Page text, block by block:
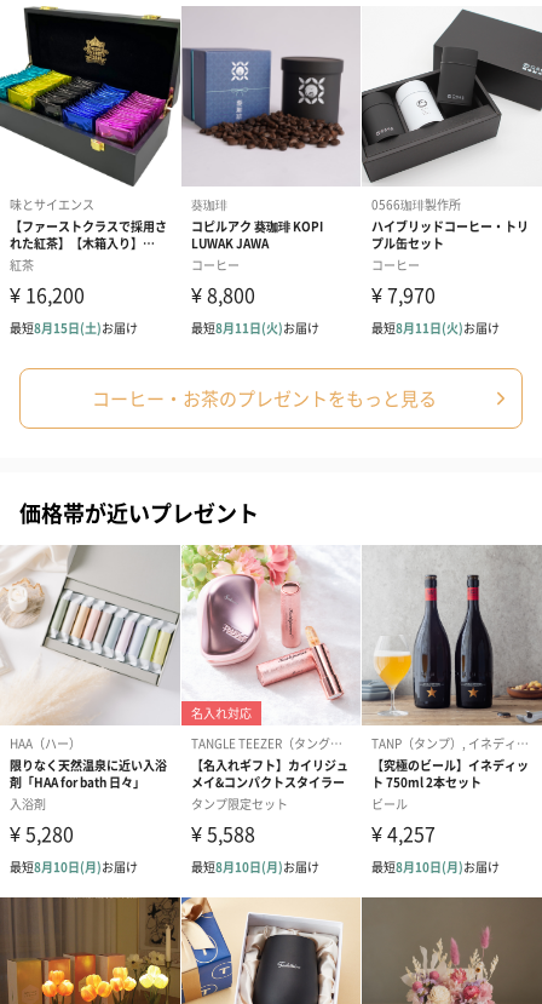
コーヒー・お茶のプレゼントをもっと見る
価格帯が近いプレゼント